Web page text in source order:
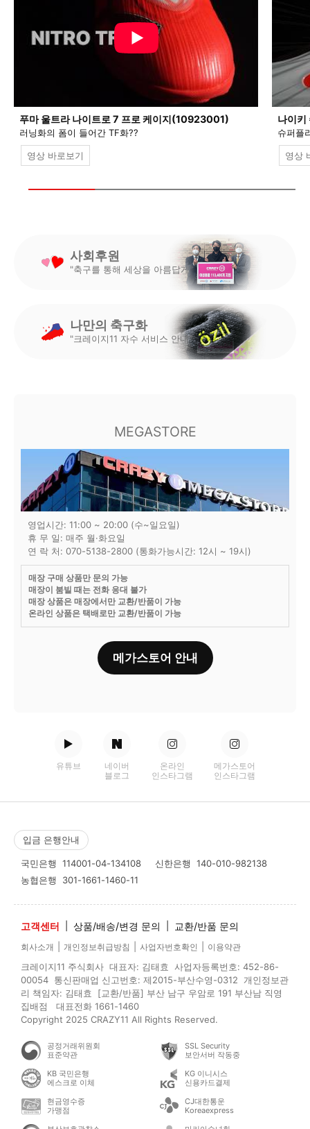
푸마 울트라 나이트로 7 프로 케이지(10923001)
러닝화의 폼이 들어간 TF화??
영상 바로보기
나이
슈퍼플
영상
사회후원
"축구를 통해 세상을 아름답게"
나만의 축구화
"크레이지11 자수 서비스 안내"
MEGASTORE
영업시간: 11:00 ~ 20:00 (수~일요일)
휴 무 일: 매주 월·화요일
연 락 처: 070-5138-2800 (통화가능시간: 12시 ~ 19시)
매장 구매 상품만 문의 가능
매장이 붐빌 때는 전화 응대 불가
매장 상품은 매장에서만 교환/반품이 가능
온라인 상품은 택배로만 교환/반품이 가능
메가스토어 안내
유튜브
네이버
블로그
온라인
인스타그램
메가스토어
인스타그램
입금 은행안내
국민은행 114001-04-134108 신한은행 140-010-982138
농협은행 301-1661-1460-11
고객센터 상품/배송/변경 문의 교환/반품 문의
회사소개 개인정보취급방침 사업자번호확인 이용약관
크레이지11 주식회사 대표자: 김태효 사업자등록번호: 452-86-
00054 통신판매업 신고번호: 제2015-부산수영-0312 개인정보관
리 책임자: 김태효 [교환/반품] 부산 남구 우암로 191 부산남 직영
집배점 대표전화 1661-1460
Copyright 2025 CRAZY11 All Rights Reserved.
공정거래위원회
표준약관
SSL Security
보안서버 작동중
KB 국민은행
에스크로 이체
KG 이니시스
신용카드결제
현금영수증
가맹점
CJ대한통운
Koreaexpress